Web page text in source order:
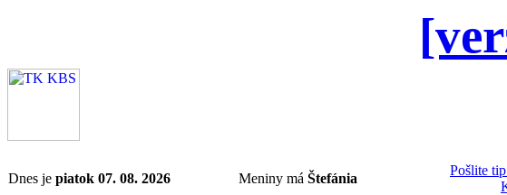
Dnes je piatok 07. 08. 2026 Meniny má Štefánia
Pošlite